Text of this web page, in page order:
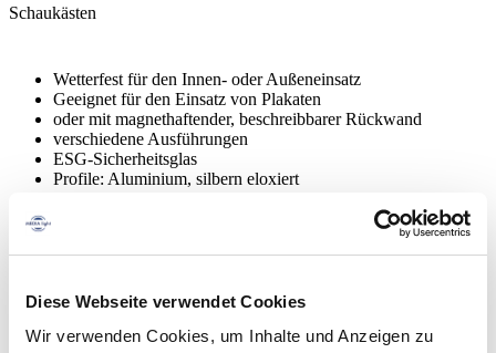
Diese Webseite verwendet Cookies
Wir verwenden Cookies, um Inhalte und Anzeigen zu
Schaukästen
Wetterfest für den Innen- oder Außeneinsatz
Geeignet für den Einsatz von Plakaten
oder mit magnethaftender, beschreibbarer Rückwand
verschiedene Ausführungen
ESG-Sicherheitsglas
Profile: Aluminium, silbern eloxiert
LED optional